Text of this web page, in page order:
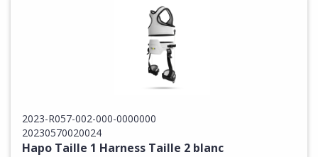
2023-R057-002-000-0000000
20230570020024
Hapo Taille 1 Harness Taille 2 blanc